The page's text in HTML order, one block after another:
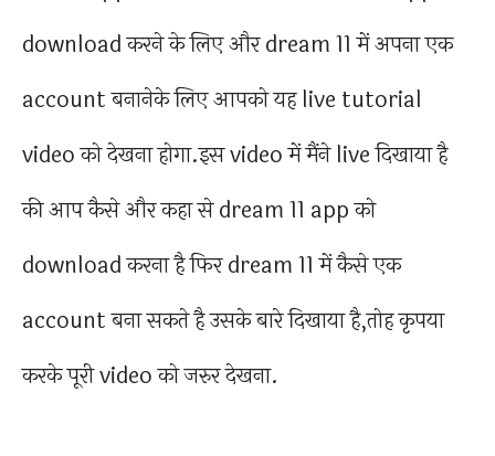
download करने के लिए और dream 11 में अपना एक
account बनानेके लिए आपको यह live tutorial
video को देखना होगा.इस video में मैंने live दिखाया है
की आप कैसे और कहा से dream 11 app को
download करना है फिर dream 11 में कैसे एक
account बना सकते है उसके बारे दिखाया है,तोह कृपया
करके पूरी video को जरुर देखना.